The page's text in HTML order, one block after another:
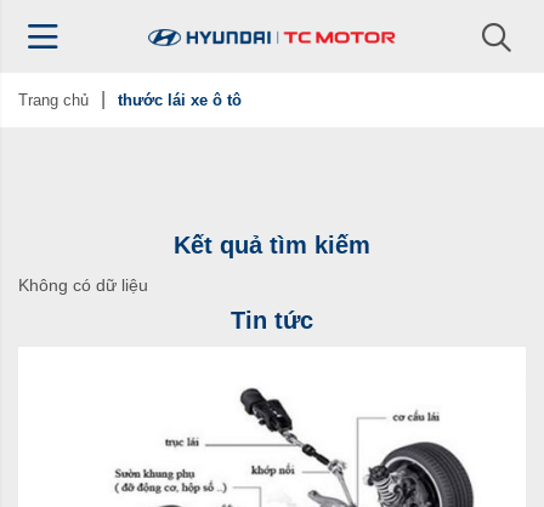
Trang chủ thước lái xe ô tô
Kết quả tìm kiếm
Không có dữ liệu
Tin tức